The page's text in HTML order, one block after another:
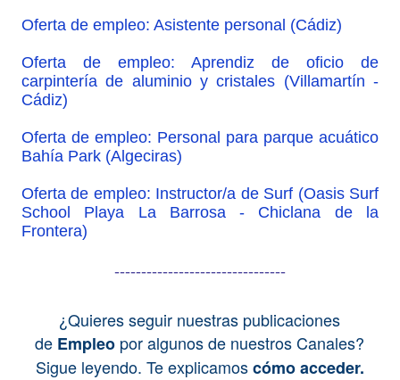
Oferta de empleo: Asistente personal (Cádiz)
Oferta de empleo: Aprendiz de oficio de
carpintería de aluminio y cristales (Villamartín -
Cádiz)
Oferta de empleo: Personal para parque acuático
Bahía Park (Algeciras)
Oferta de empleo: Instructor/a de Surf (Oasis Surf
School Playa La Barrosa - Chiclana de la
Frontera)
--------------------------------
¿Quieres seguir nuestras publicaciones
de Empleo por algunos de nuestros Canales?
Sigue leyendo. Te explicamoscómo acceder.